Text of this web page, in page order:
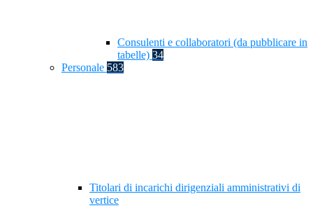
Consulenti e collaboratori (da pubblicare in
tabelle) 34
Personale 583
Titolari di incarichi dirigenziali amministrativi di
vertice